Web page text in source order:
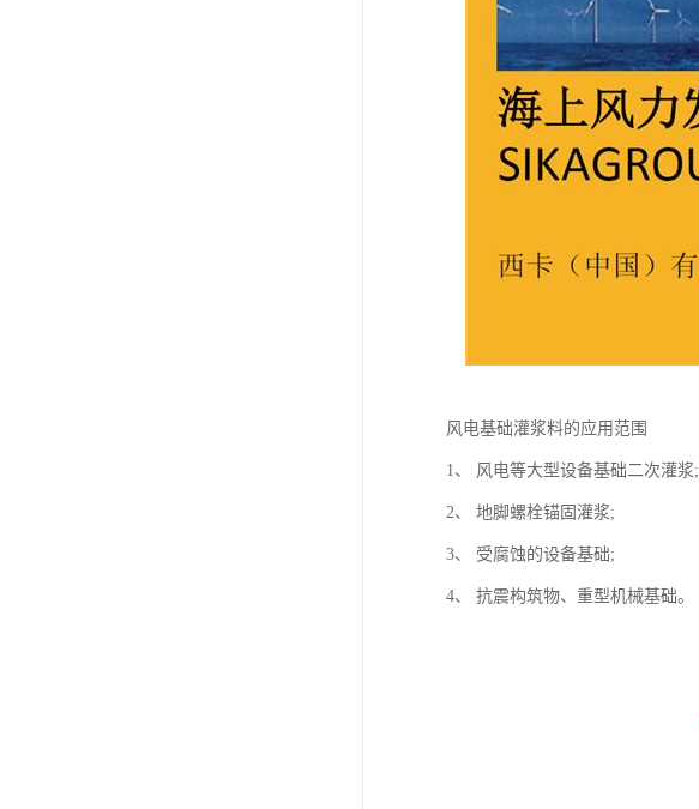
风电基础灌浆料的应用范围
1、 风电等大型设备基础二次灌浆;
2、 地脚螺栓锚固灌浆;
3、 受腐蚀的设备基础;
4、 抗震构筑物、重型机械基础。